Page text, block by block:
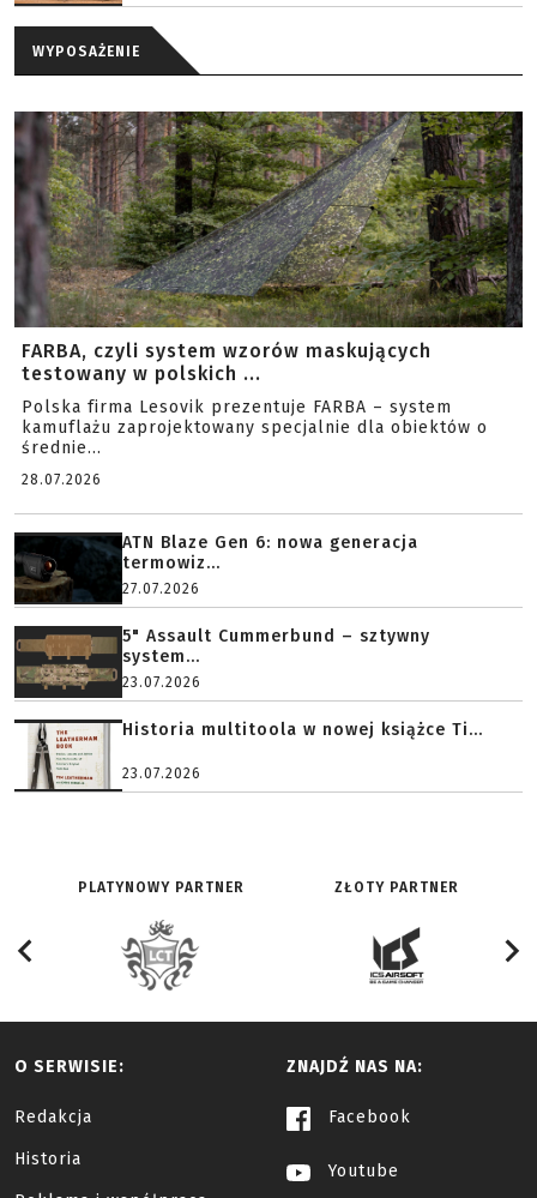
WYPOSAŻENIE
FARBA, czyli system wzorów maskujących
testowany w polskich ...
Polska firma Lesovik prezentuje FARBA – system
kamuflażu zaprojektowany specjalnie dla obiektów o
średnie...
28.07.2026
ATN Blaze Gen 6: nowa generacja
termowiz...
27.07.2026
5" Assault Cummerbund – sztywny
system...
23.07.2026
Historia multitoola w nowej książce Ti...
23.07.2026
PLATYNOWY PARTNER ZŁOTY PARTNER
O SERWISIE:
Redakcja
Historia
ZNAJDŹ NAS NA:
Facebook
Youtube